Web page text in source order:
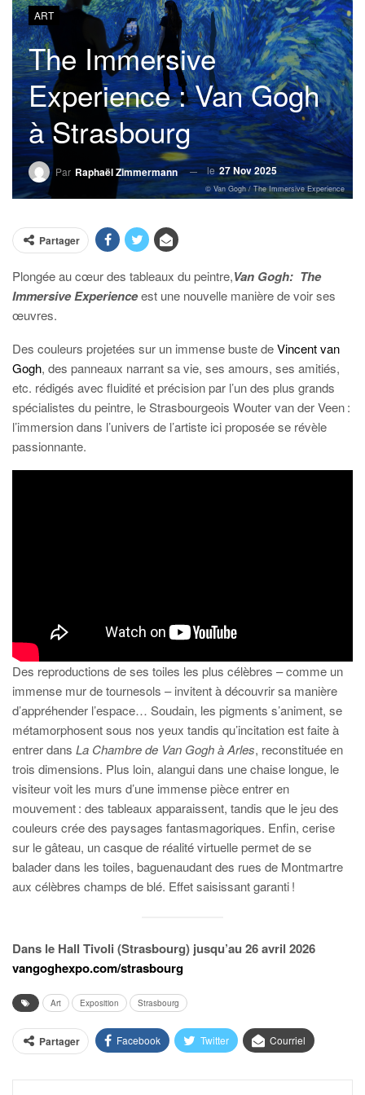
ART
The Immersive
Experience : Van Gogh
à Strasbourg
Par Raphaël Zimmermann le27 Nov 2025
© Van Gogh / The Immersive Experience
Partager
Plongée au cœur des tableaux du peintre,Van Gogh: The
Immersive Experienceest une nouvelle manière de voir ses
œuvres.
Des couleurs projetées sur un immense buste deVincent van
Gogh, des panneaux narrant sa vie, ses amours, ses amitiés,
etc. rédigés avec fluidité et précision par l’un des plus grands
spécialistes du peintre, le Strasbourgeois Wouter van der Veen :
l’immersion dans l’univers de l’artiste ici proposée se révèle
passionnante.
Des reproductions de ses toiles les plus célèbres – comme un
immense mur de tournesols – invitent à découvrir sa manière
d’appréhender l’espace… Soudain, les pigments s’animent, se
métamorphosent sous nos yeux tandis qu’incitation est faite à
entrer dans La Chambre de Van Gogh à Arles, reconstituée en
trois dimensions. Plus loin, alangui dans une chaise longue, le
visiteur voit les murs d’une immense pièce entrer en
mouvement : des tableaux apparaissent, tandis que le jeu des
couleurs crée des paysages fantasmagoriques. Enfin, cerise
sur le gâteau, un casque de réalité virtuelle permet de se
balader dans les toiles, baguenaudant des rues de Montmartre
aux célèbres champs de blé. Effet saisissant garanti !
Dans le Hall Tivoli (Strasbourg) jusqu’au 26 avril 2026
vangoghexpo.com/strasbourg
Art Exposition Strasbourg
Partager Facebook Twitter Courriel